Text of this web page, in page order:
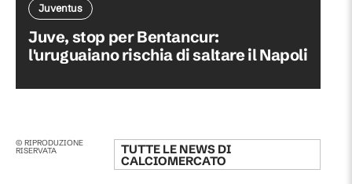
Juventus
Juve, stop per Bentancur:
l'uruguaiano rischia di saltare il Napoli
© RIPRODUZIONE
RISERVATA TUTTE LE NEWS DI
CALCIOMERCATO